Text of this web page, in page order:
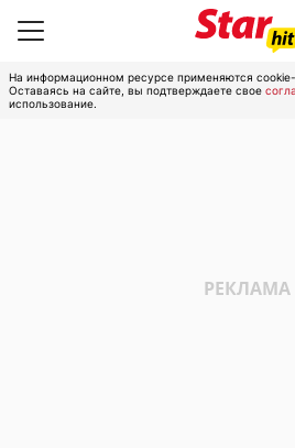
На информационном ресурсе применяются
Оставаясь на сайте, вы подтверждаете свое
использование.